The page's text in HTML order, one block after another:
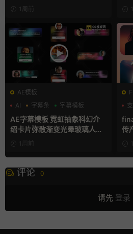
1周前
AE模板
AI
字幕条 字幕模板
AE字幕模板 霓虹抽象科幻介
绍卡片弥散渐变光晕玻璃人名
1周前
传
X
评论 0
请先 登录